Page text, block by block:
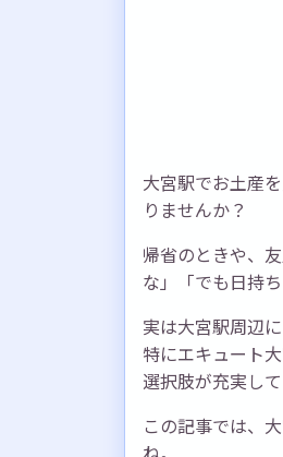
大宮駅でお土産
りませんか？
帰省のときや、
な」「でも日持
実は大宮駅周辺に
特にエキュート
選択肢が充実して
この記事では、